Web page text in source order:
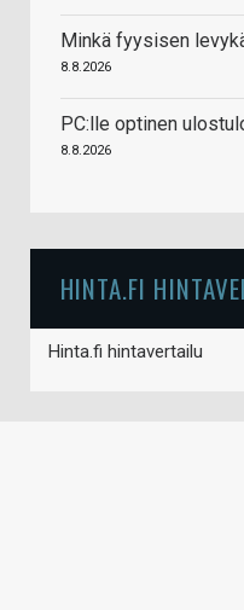
Minkä fyysisen
8.8.2026
PC:lle optinen
8.8.2026
HINTA.FI
Hinta.fi hintavertailu